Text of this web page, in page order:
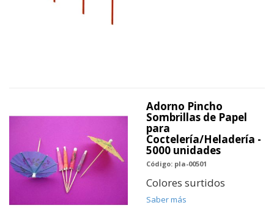
Adorno Pincho
Sombrillas de Papel
para
Coctelería/Heladería -
5000 unidades
Código: pla-00501
Colores surtidos
Saber más